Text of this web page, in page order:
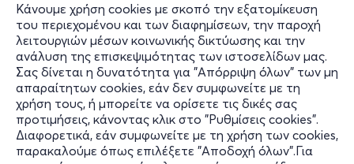
Κάνουμε χρήση cookies με σκοπό την εξατομίκευση
του περιεχομένου και των διαφημίσεων, την παροχή
λειτουργιών μέσων κοινωνικής δικτύωσης και την
ανάλυση της επισκεψιμότητας των ιστοσελίδων μας.
Σας δίνεται η δυνατότητα για "Απόρριψη όλων" των μη
απαραίτητων cookies, εάν δεν συμφωνείτε με τη
χρήση τους, ή μπορείτε να ορίσετε τις δικές σας
προτιμήσεις, κάνοντας κλικ στο "Ρυθμίσεις cookies".
Διαφορετικά, εάν συμφωνείτε με τη χρήση των cookies,
παρακαλούμε όπως επιλέξετε "Αποδοχή όλων".Για